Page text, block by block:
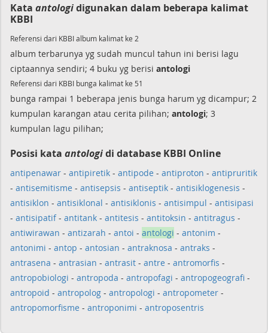
Kata antologidigunakan dalam beberapa kalimat
KBBI
Referensi dari KBBI album kalimat ke 2
album terbarunya yg sudah muncul tahun ini berisi lagu
ciptaannya sendiri; 4 buku yg berisi antologi
Referensi dari KBBI bunga kalimat ke 51
bunga rampai 1 beberapa jenis bunga harum yg dicampur; 2
kumpulan karangan atau cerita pilihan; antologi; 3
kumpulan lagu pilihan;
Posisi kata antologidi database KBBI Online
antipenawar - antipiretik - antipode - antiproton - antipruritik
- antisemitisme - antisepsis - antiseptik - antisiklogenesis -
antisiklon - antisiklonal - antisiklonis - antisimpul - antisipasi
- antisipatif- antitank - antitesis - antitoksin - antitragus -
antiwirawan - antizarah - antoi - antologi - antonim -
antonimi - antop - antosian - antraknosa - antraks -
antrasena - antrasian - antrasit - antre - antromorfis -
antropobiologi - antropoda - antropofagi - antropogeografi -
antropoid - antropolog - antropologi - antropometer -
antropomorfisme - antroponimi - antroposentris